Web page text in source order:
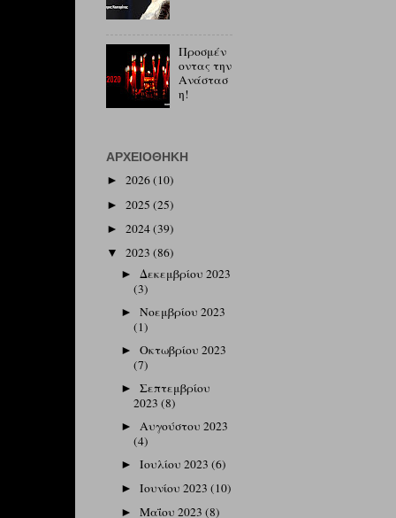
Προσμέν
οντας την
Ανάστασ
η!
ΑΡΧΕΙΟΘΉΚΗ
► 2026(10)
► 2025 (25)
► 2024(39)
▼ 2023 (86)
► Δεκεμβρίου 2023
(3)
►Νοεμβρίου 2023
(1)
►Οκτωβρίου 2023
(7)
►Σεπτεμβρίου
2023(8)
►Αυγούστου 2023
(4)
►Ιουλίου 2023(6)
►Ιουνίου 2023(10)
►Μαΐου 2023(8)